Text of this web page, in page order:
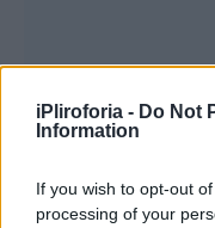
iPliroforia - Do Not
Information
If you wish to opt-out
processing of your